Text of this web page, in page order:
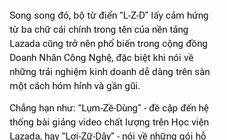
Song song đó, bộ từ điển “L-Z-D” lấy cảm hứng
từ ba chữ cái chính trong tên của nền tảng
Lazada cũng trở nên phổ biến trong cộng đồng
Doanh Nhân Công Nghệ, đặc biệt khi nói về
những trải nghiệm kinh doanh dễ dàng trên sàn
một cách hóm hỉnh và gần gũi.
Chẳng hạn như: “Lụm-Zề-Dùng” - đề cập đến hệ
thống bài giảng video chất lượng trên Học viện
Lazada, hay “Lợi-Zữ-Dậy” - nói về những gói hỗ